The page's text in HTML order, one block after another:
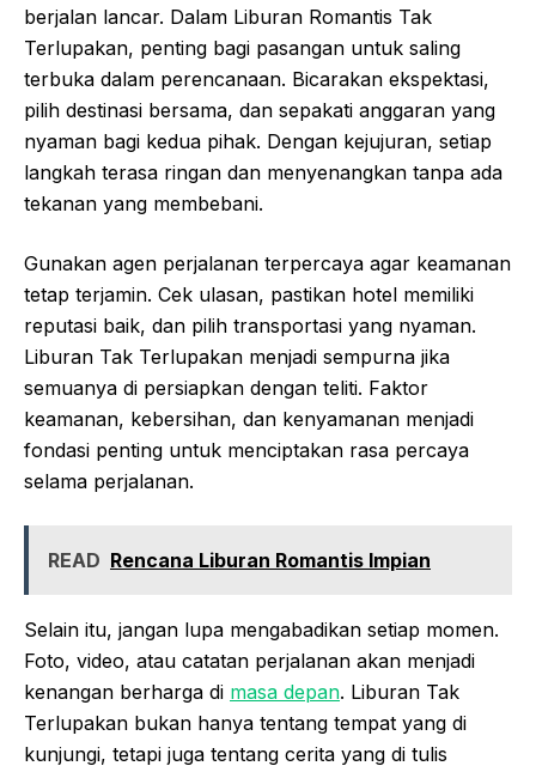
berjalan lancar. Dalam Liburan Romantis Tak
Terlupakan, penting bagi pasangan untuk saling
terbuka dalam perencanaan. Bicarakan ekspektasi,
pilih destinasi bersama, dan sepakati anggaran yang
nyaman bagi kedua pihak. Dengan kejujuran, setiap
langkah terasa ringan dan menyenangkan tanpa ada
tekanan yang membebani.
Gunakan agen perjalanan terpercaya agar keamanan
tetap terjamin. Cek ulasan, pastikan hotel memiliki
reputasi baik, dan pilih transportasi yang nyaman.
Liburan Tak Terlupakan menjadi sempurna jika
semuanya di persiapkan dengan teliti. Faktor
keamanan, kebersihan, dan kenyamanan menjadi
fondasi penting untuk menciptakan rasa percaya
selama perjalanan.
READ Rencana Liburan Romantis Impian
Selain itu, jangan lupa mengabadikan setiap momen.
Foto, video, atau catatan perjalanan akan menjadi
kenangan berharga di masa depan. Liburan Tak
Terlupakan bukan hanya tentang tempat yang di
kunjungi, tetapi juga tentang cerita yang di tulis